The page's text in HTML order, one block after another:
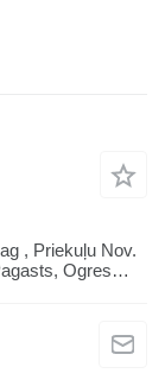
, Priekuļu Nov.
Ogres